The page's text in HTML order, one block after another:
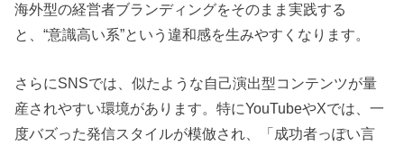
海外型の経営者ブランディングをそのまま実践する
と、“意識高い系”という違和感を生みやすくなります。
さらにSNSでは、似たような自己演出型コンテンツが量
産されやすい環境があります。特にYouTubeやXでは、一
度バズった発信スタイルが模倣され、「成功者っぽい言